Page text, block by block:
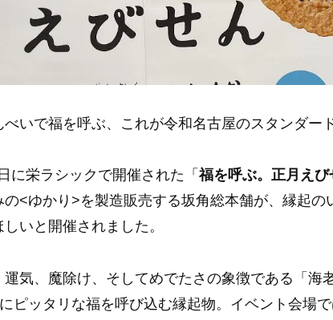
いで福を呼ぶ、これが令和名古屋のスタンダー
に栄ラシックで開催された「 福を呼ぶ。正月えび
の<ゆかり>を製造販売する坂角総本舗が、縁起
いと開催されました。
気、魔除け、そしてめでたさの象徴である「海
ピッタリな福を呼び込む縁起物。イベント会場